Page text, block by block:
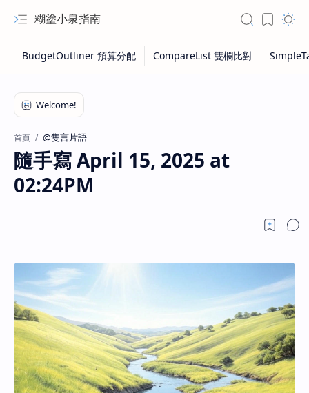
糊塗小泉指南
首頁 @隻言片語
隨手寫 April 15, 2025 at
02:24PM